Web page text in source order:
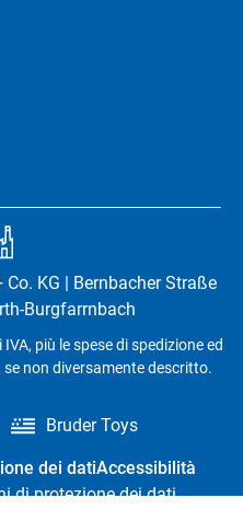
Co. KG | Bernbacher Straße
Burgfarrnbach
più le spese di spedizione ed
non diversamente descritto.
Bruder Toys
dei datiAccessibilità
di protezione dei dati